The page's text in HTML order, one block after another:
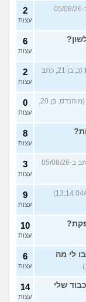
5
עצות
9
עצות
5
עצות
עצות
5
עצות
(בן אדם, בן 18, כתב ב-05/08/26
2
עצות
6
עצות
(כ, בן 21, כתב
2
עצות
(מוהנדס, בן 20,
0
עצות
8
עצות
(אנונימי, בן 25, כתב ב-05/08/26
3
עצות
9
עצות
10
עצות
לי מה
6
עצות
שלי 14
עצות